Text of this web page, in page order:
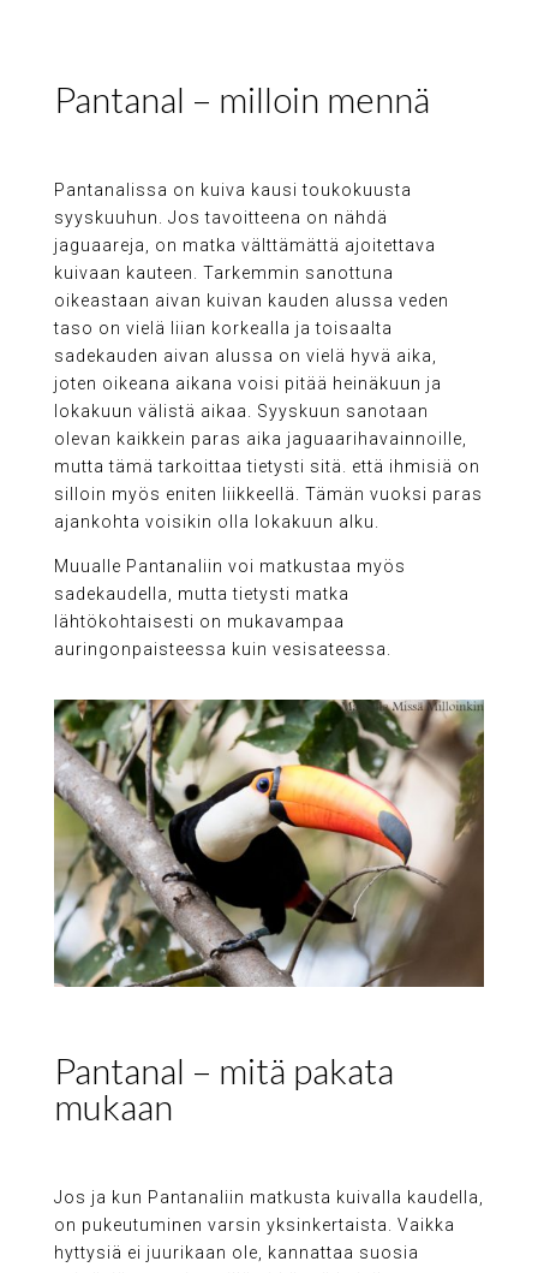
Pantanal – milloin mennä
Pantanalissa on kuiva kausi toukokuusta
syyskuuhun. Jos tavoitteena on nähdä
jaguaareja, on matka välttämättä ajoitettava
kuivaan kauteen. Tarkemmin sanottuna
oikeastaan aivan kuivan kauden alussa veden
taso on vielä liian korkealla ja toisaalta
sadekauden aivan alussa on vielä hyvä aika,
joten oikeana aikana voisi pitää heinäkuun ja
lokakuun välistä aikaa. Syyskuun sanotaan
olevan kaikkein paras aika jaguaarihavainnoille,
mutta tämä tarkoittaa tietysti sitä. että ihmisiä on
silloin myös eniten liikkeellä. Tämän vuoksi paras
ajankohta voisikin olla lokakuun alku.
Muualle Pantanaliin voi matkustaa myös
sadekaudella, mutta tietysti matka
lähtökohtaisesti on mukavampaa
auringonpaisteessa kuin vesisateessa.
Pantanal – mitä pakata
mukaan
Jos ja kun Pantanaliin matkusta kuivalla kaudella,
on pukeutuminen varsin yksinkertaista. Vaikka
hyttysiä ei juurikaan ole, kannattaa suosia